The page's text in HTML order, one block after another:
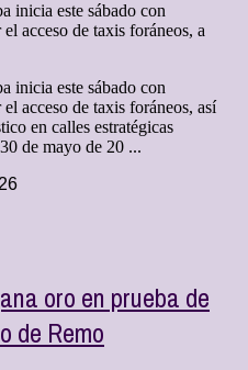
inicia este sábado con
acceso de taxis foráneos, a
inicia este sábado con
acceso de taxis foráneos, así
en calles estratégicas
de mayo de 20 ...
oro en prueba de
de Remo